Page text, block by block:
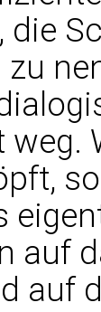
die
auf
auf